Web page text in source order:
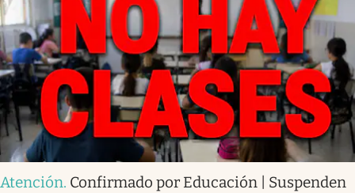
Atención. Confirmado por Educación | Suspenden